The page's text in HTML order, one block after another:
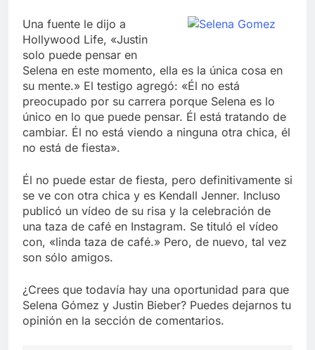
Una fuente le dijo a
Hollywood Life, «Justin
solo puede pensar en
Selena en este momento, ella es la única cosa en
su mente.» El testigo agregó: «Él no está
preocupado por su carrera porque Selena es lo
único en lo que puede pensar. Él está tratando de
cambiar. Él no está viendo a ninguna otra chica, él
no está de fiesta».
Él no puede estar de fiesta, pero definitivamente si
se ve con otra chica y es Kendall Jenner. Incluso
publicó un vídeo de su risa y la celebración de
una taza de café en Instagram. Se tituló el vídeo
con, «linda taza de café.» Pero, de nuevo, tal vez
son sólo amigos.
¿Crees que todavía hay una oportunidad para que
Selena Gómez y Justin Bieber? Puedes dejarnos tu
opinión en la sección de comentarios.